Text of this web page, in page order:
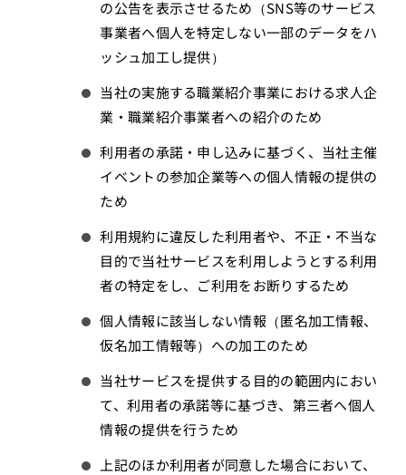
の公告を表示させるため（SNS等のサービス
事業者へ個人を特定しない一部のデータをハ
ッシュ加工し提供）
当社の実施する職業紹介事業における求人企
業・職業紹介事業者への紹介のため
利用者の承諾・申し込みに基づく、当社主催
イベントの参加企業等への個人情報の提供の
ため
利用規約に違反した利用者や、不正・不当な
目的で当社サービスを利用しようとする利用
者の特定をし、ご利用をお断りするため
個人情報に該当しない情報（匿名加工情報、
仮名加工情報等）への加工のため
当社サービスを提供する目的の範囲内におい
て、利用者の承諾等に基づき、第三者へ個人
情報の提供を行うため
上記のほか利用者が同意した場合において、